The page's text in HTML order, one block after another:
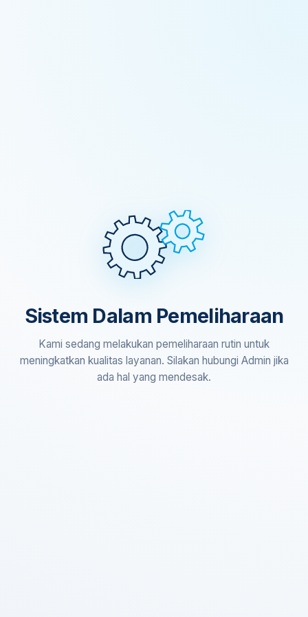
Sistem Dalam Pemeliharaan
Kami sedang melakukan pemeliharaan rutin untuk
meningkatkan kualitas layanan. Silakan hubungi Admin jika
ada hal yang mendesak.